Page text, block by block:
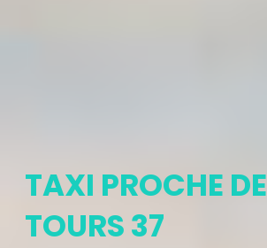
TAXI PROCHE DE
TOURS 37